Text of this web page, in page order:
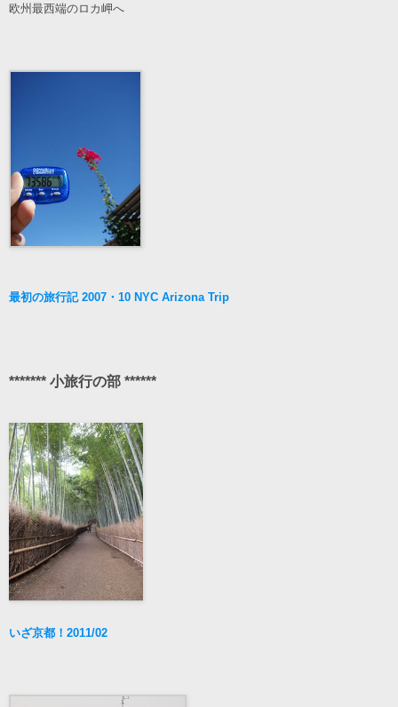
欧州最西端のロカ岬へ
最初の旅行記 2007・10 NYC Arizona Trip
******* 小旅行の部 ******
いざ京都！2011/02